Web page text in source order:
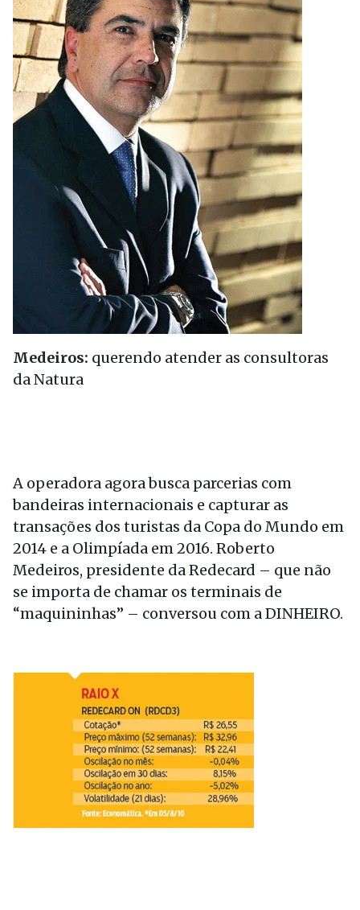
Medeiros: querendo atender as consultoras
da Natura
A operadora agora busca parcerias com
bandeiras internacionais e capturar as
transações dos turistas da Copa do Mundo em
2014 e a Olimpíada em 2016. Roberto
Medeiros, presidente da Redecard – que não
se importa de chamar os terminais de
“maquininhas” – conversou com a DINHEIRO.